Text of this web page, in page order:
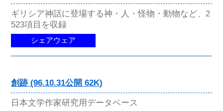
ギリシア神話に登場する神・人・怪物・動物など、2
523項目を収録
シェアウェア
創跡 (96.10.31公開 62K)
日本文学作家研究用データベース